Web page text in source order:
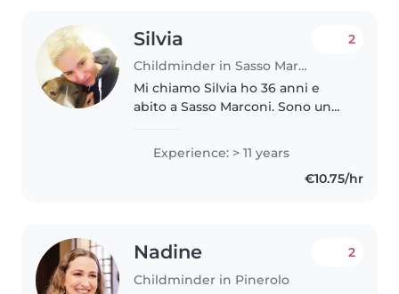
Silvia
Childminder in Sasso Marconi
2
Mi chiamo Silvia ho 36 anni e
abito a Sasso Marconi. Sono un
lavorato in comunità per minori
e anche con bambini disabili. Ho
esperienza decennale come..
Experience: > 11 years
€10.75/hr
Nadine
Childminder in Pinerolo
2